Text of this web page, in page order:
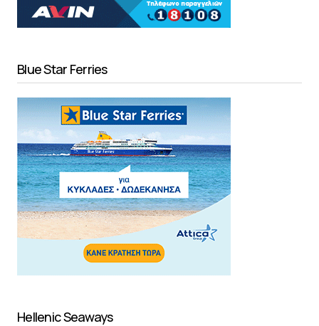
Blue Star Ferries
Hellenic Seaways